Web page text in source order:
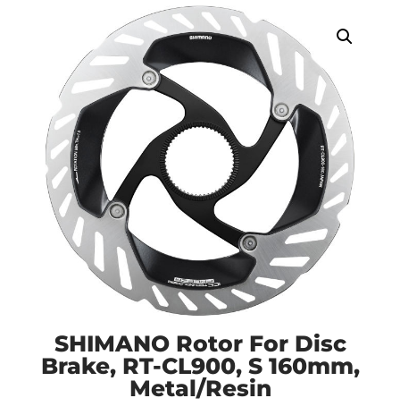
SHIMANO Rotor For Disc
Brake, RT-CL900, S 160mm,
Metal/Resin